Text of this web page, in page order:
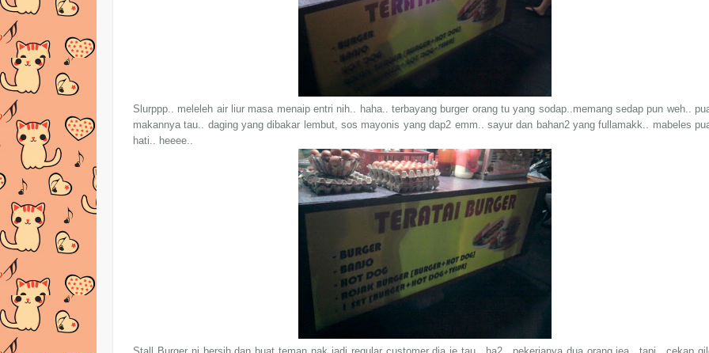
Slurppp.. meleleh air liur masa menaip entri nih.. haha.. terbayang burger orang tu yang sodap..memang sedap pun weh..
makannya tau.. daging yang dibakar lembut, sos mayonis yang dap2 emm.. sayur dan bahan2 yang fullamakk.. mabeles
hati.. heeee..